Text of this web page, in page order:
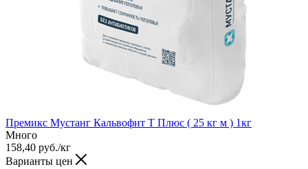
Премикс Мустанг Кальвофит Т Плюс ( 25 кг м ) 1кг
Много
158,40 руб./кг
Варианты цен